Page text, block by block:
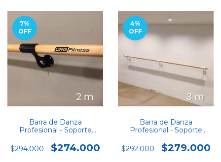
7%
OFF
Barra de Danza
Profesional - Soporte
$294.000
$274.000
4%
OFF
Barra de Danza
Profesional - Soporte
$292.000
$279.000